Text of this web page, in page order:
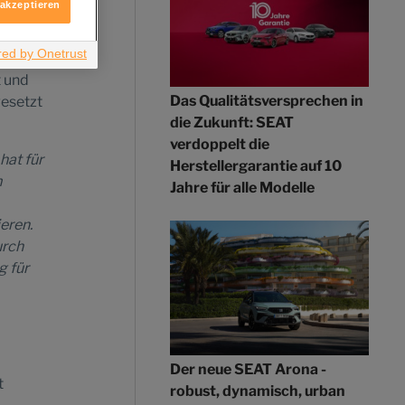
bei
für
für
Das Qualitätsversprechen in
die Zukunft: SEAT
verdoppelt die
Herstellergarantie auf 10
Jahre für alle Modelle
Der neue SEAT Arona -
robust, dynamisch, urban